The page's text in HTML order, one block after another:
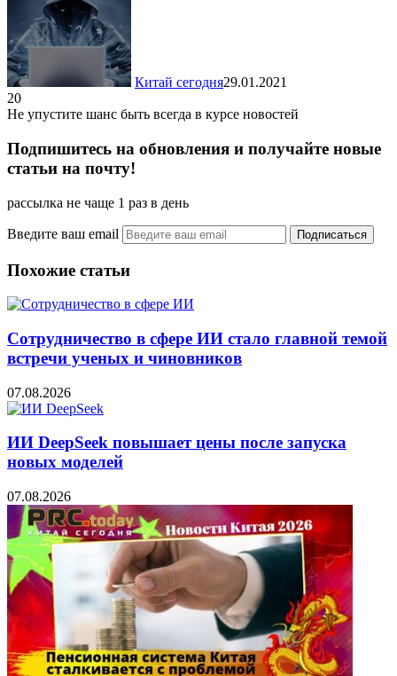
Китай сегодня29.01.2021
20
Не упустите шанс быть всегда в курсе новостей
Подпишитесь на обновления и получайте новые
статьи на почту!
рассылка не чаще 1 раз в день
Введите ваш email
Похожие статьи
Сотрудничество в сфере ИИ стало главной темой
встречи ученых и чиновников
07.08.2026
ИИ DeepSeek повышает цены после запуска
новых моделей
07.08.2026